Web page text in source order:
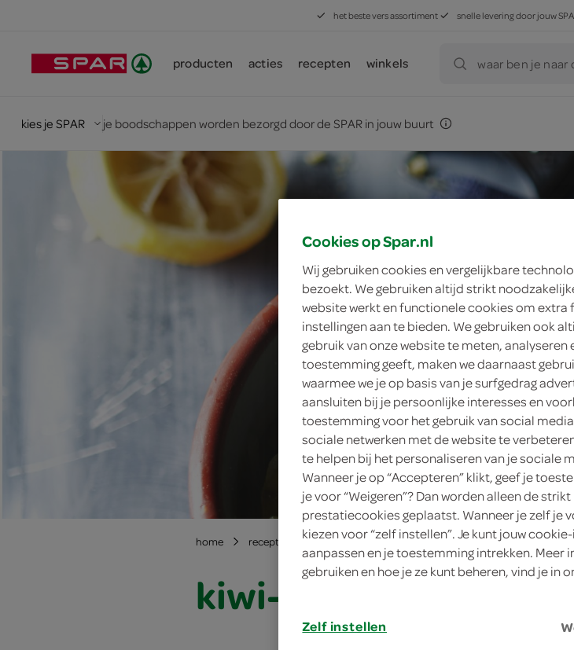
het beste vers assortiment snelle levering door jouw
producten acties recepten winkels waar ben je naar
kies je SPAR je boodschappen worden bezorgd door de SPAR in jouw buurt
home recepten kiwi-komkommerchutney
kiwi-
Cookies op Spar.nl
Wij gebruiken cookies en vergelijkbare
bezoekt. We gebruiken altijd strikt
website werkt en functionele cookies om extra
instellingen aan te bieden. We gebruiken ook
gebruik van onze website te meten, analyseren
toestemming geeft, maken we daarnaast
waarmee we je op basis van je surfgedrag
aansluiten bij je persoonlijke interesses en
toestemming voor het gebruik van social
sociale netwerken met de website te
te helpen bij het personaliseren van je sociale
Wanneer je op “Accepteren” klikt, geef je
je voor “Weigeren”? Dan worden alleen de
prestatiecookies geplaatst. Wanneer je zelf je
kiezen voor “zelf instellen”. Je kunt jouw
aanpassen en je toestemming intrekken. Meer
gebruiken en hoe je ze kunt beheren, vind je in
Zelf instellen